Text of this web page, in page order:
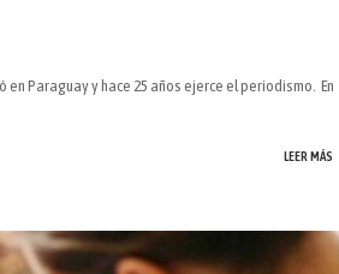
Paraguay y hace 25 años ejerce el periodismo. En
LEER MÁS